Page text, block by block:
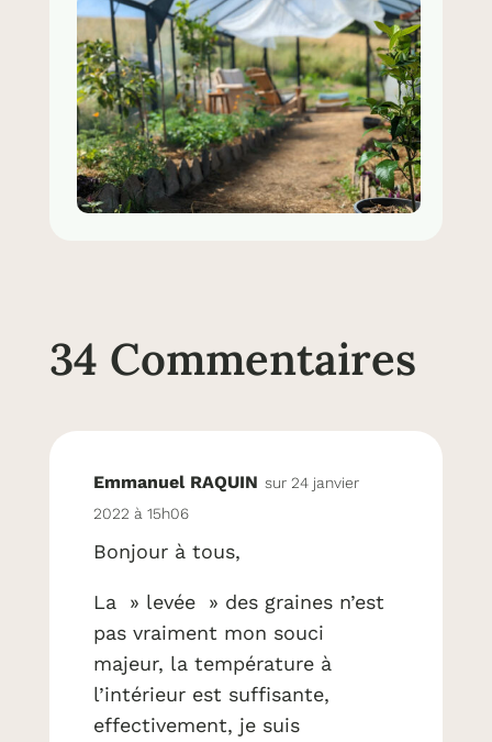
34 Commentaires
Emmanuel RAQUIN sur 24 janvier
2022 à 15h06
Bonjour à tous,
La » levée » des graines n’est
pas vraiment mon souci
majeur, la température à
l’intérieur est suffisante,
effectivement, je suis